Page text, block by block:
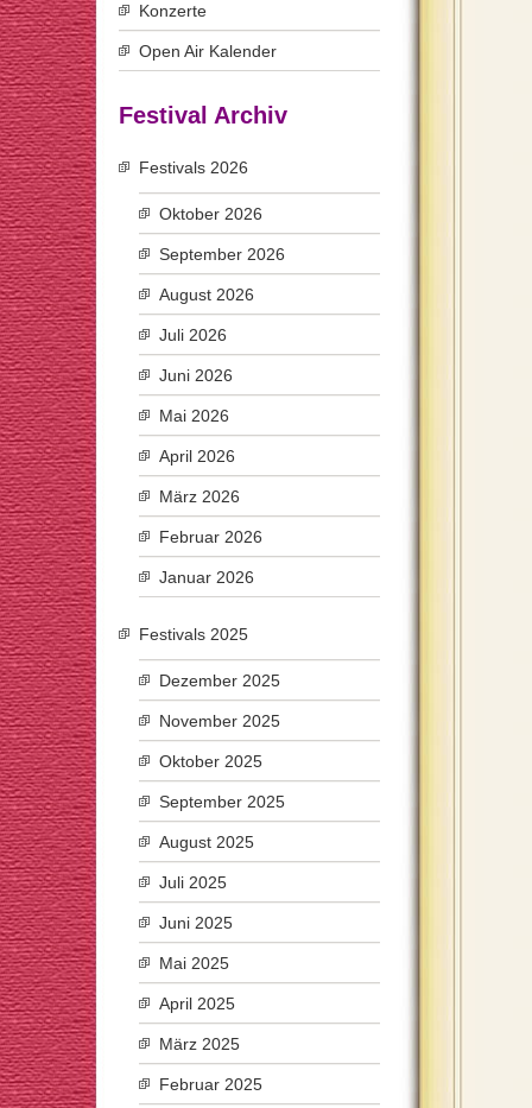
Konzerte
Open Air Kalender
Festival Archiv
Festivals 2026
Oktober 2026
September 2026
August 2026
Juli 2026
Juni 2026
Mai 2026
April 2026
März 2026
Februar 2026
Januar 2026
Festivals 2025
Dezember 2025
November 2025
Oktober 2025
September 2025
August 2025
Juli 2025
Juni 2025
Mai 2025
April 2025
März 2025
Februar 2025